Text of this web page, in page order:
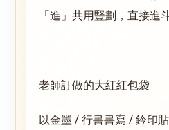
「進」共用豎劃，直接進
老師訂做的大紅紅包袋
以金墨 / 行書書寫 / 鈐印